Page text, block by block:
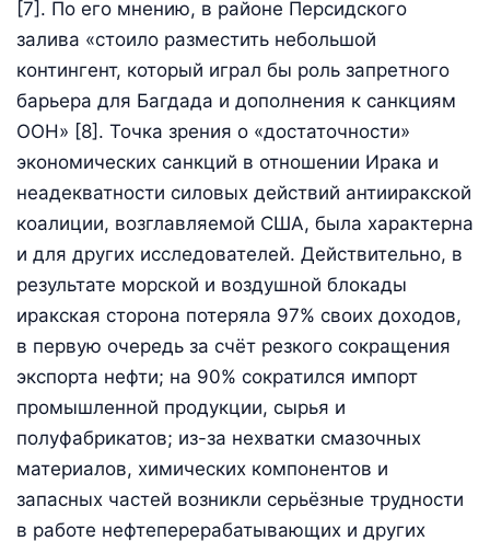
[7]. По его мнению, в районе Персидского
залива «стоило разместить небольшой
контингент, который играл бы роль запретного
барьера для Багдада и дополнения к санкциям
ООН» [8]. Точка зрения о «достаточности»
экономических санкций в отношении Ирака и
неадекватности силовых действий антииракской
коалиции, возглавляемой США, была характерна
и для других исследователей. Действительно, в
результате морской и воздушной блокады
иракская сторона потеряла 97% своих доходов,
в первую очередь за счёт резкого сокращения
экспорта нефти; на 90% сократился импорт
промышленной продукции, сырья и
полуфабрикатов; из-за нехватки смазочных
материалов, химических компонентов и
запасных частей возникли серьёзные трудности
в работе нефтеперерабатывающих и других